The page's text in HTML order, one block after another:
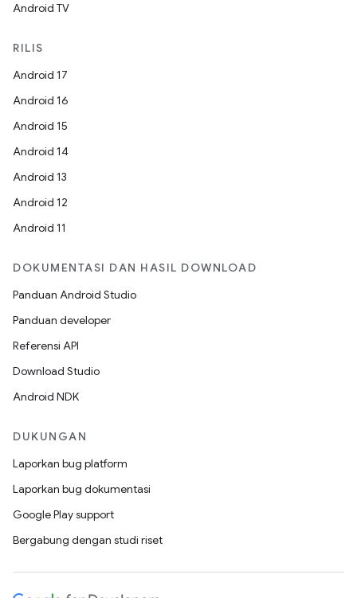
Android TV
RILIS
Android 17
Android 16
Android 15
Android 14
Android 13
Android 12
Android 11
DOKUMENTASI DAN HASIL DOWNLOAD
Panduan Android Studio
Panduan developer
Referensi API
Download Studio
Android NDK
DUKUNGAN
Laporkan bug platform
Laporkan bug dokumentasi
Google Play support
Bergabung dengan studi riset